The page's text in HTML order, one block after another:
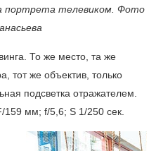
портрета телевиком. Фото
То же место, та же
тот же объектив, только
подсветка отражателем.
159 мм; f/5,6; S 1/250 сек.